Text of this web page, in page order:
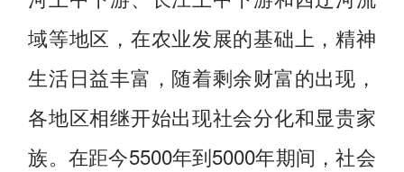
域等地区，在农业发展的基础上，精神
生活日益丰富，随着剩余财富的出现，
各地区相继开始出现社会分化和显贵家
族。在距今5500年到5000年期间，社会